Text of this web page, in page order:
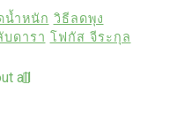
น้ำหนัก วิธีลดพุง
บดารา โฟกัส จีระกุล
all